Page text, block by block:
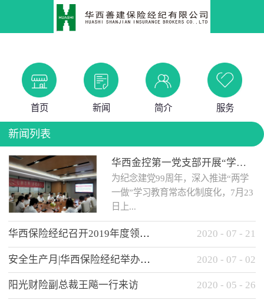
首页 新闻 简介 服务
新闻列表
华西金控第一党支部开展“学党史 知党情 做合格党员”主题教育工作会
为纪念建党99周年，深入推进“两学
一做”学习教育常态化制度化，7月23
日上...
午，华西金控第一党支部举办了“学
党史、知党情、...
华西保险经纪召开2019年度领导班子述职考核工作会 2020 - 07 - 21
安全生产月|华西保险经纪举办应急消防安全知识培训 2020 - 07 - 02
阳光财险副总裁王飚一行来访 2020 - 05 - 26